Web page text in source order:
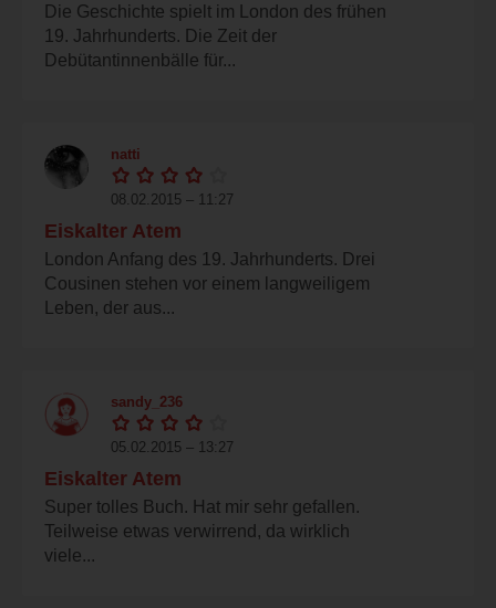
Die Geschichte spielt im London des frühen
19. Jahrhunderts. Die Zeit der
Debütantinnenbälle für...
natti
08.02.2015 – 11:27
Eiskalter Atem
London Anfang des 19. Jahrhunderts. Drei
Cousinen stehen vor einem langweiligem
Leben, der aus...
sandy_236
05.02.2015 – 13:27
Eiskalter Atem
Super tolles Buch. Hat mir sehr gefallen.
Teilweise etwas verwirrend, da wirklich
viele...